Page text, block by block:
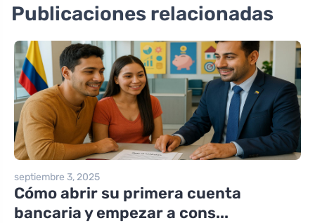
Publicaciones relacionadas
septiembre 3, 2025
Cómo abrir su primera cuenta
bancaria y empezar a cons...